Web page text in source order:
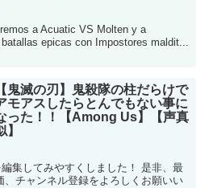
a Acuatic VS Molten y a
epicas con Impostores maldit...
【鬼滅の刃】鬼殺隊の柱だらけで
モアスしたらとんでもない事に
った！！【Among Us】【声真
】
集してみやすくしました！ 是非、最
チャンネル登録をよろしくお願いい